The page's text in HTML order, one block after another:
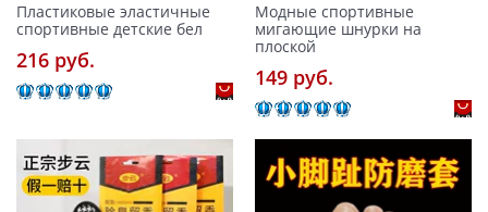
Пластиковые эластичные
спортивные детские бел
216 pуб.
Модные спортивные
мигающие шнурки на
плоской
149 pуб.